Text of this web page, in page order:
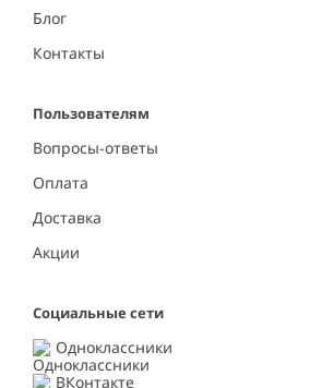
Блог
Контакты
Пользователям
Вопросы-ответы
Оплата
Доставка
Акции
Социальные сети
Одноклассники
ВКонтакте